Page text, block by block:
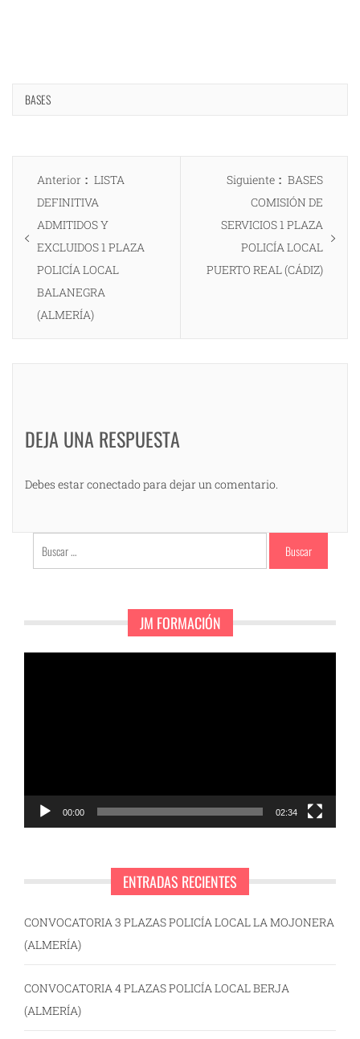
BASES
Navegación
entradas
Anterior
Entrada
anterior:
LISTA
DEFINITIVA
ADMITIDOS Y
EXCLUIDOS 1 PLAZA
POLICÍA LOCAL
BALANEGRA
(ALMERÍA)
Siguiente
Entrada
siguiente:
BASES
COMISIÓN DE
SERVICIOS 1 PLAZA
POLICÍA LOCAL
PUERTO REAL (CÁDIZ)
DEJA UNA RESPUESTA
Debes estar conectado para dejar un comentario.
Buscar:
JM FORMACIÓN
00:00 02:34
ENTRADAS RECIENTES
CONVOCATORIA 3 PLAZAS POLICÍA LOCAL LA MOJONERA
(ALMERÍA)
CONVOCATORIA 4 PLAZAS POLICÍA LOCAL BERJA
(ALMERÍA)